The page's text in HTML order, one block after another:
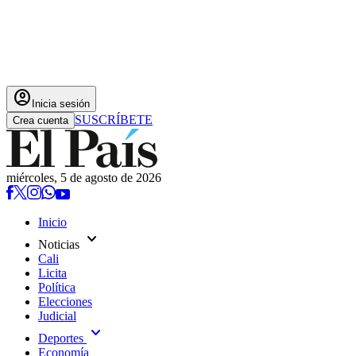
account_circle Inicia sesión
Crea cuenta SUSCRÍBETE
miércoles, 5 de agosto de 2026
Inicio
Noticias expand_more
Cali
Licita
Política
Elecciones
Judicial
Deportes expand_more
Economía